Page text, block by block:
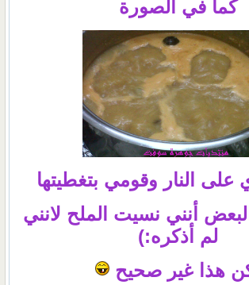
كما في الصورة
النار وقومي بتغطيتها
أنني نسيت الملح لانني
لم أذكره:)
هذا غير صحيح